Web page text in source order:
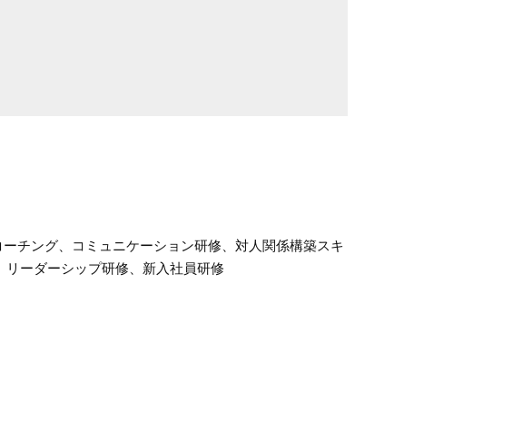
チング、コミュニケーション研修、対人関係構築スキ
ーダーシップ研修、新入社員研修